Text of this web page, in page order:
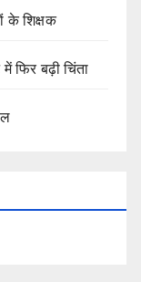
के शिक्षक
फिर बढ़ी चिंता